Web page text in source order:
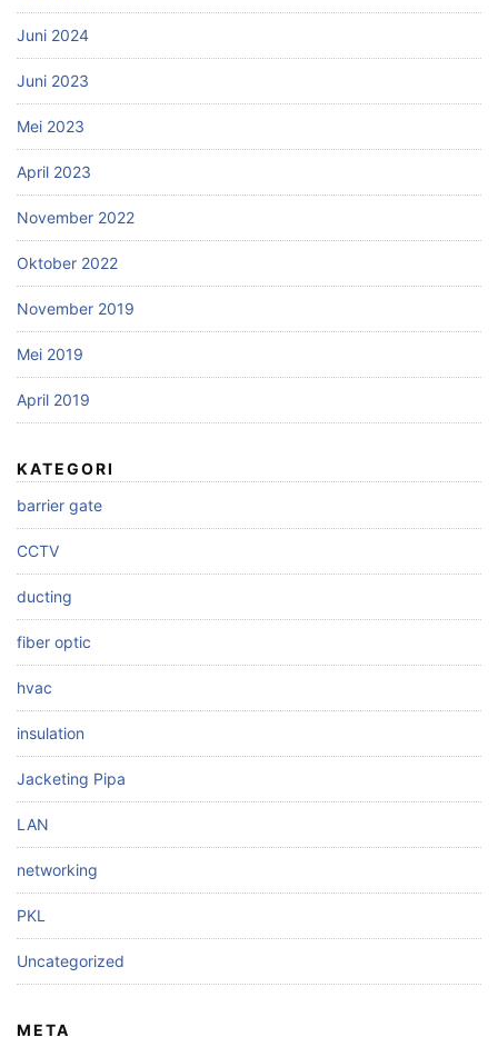
Juni 2024
Juni 2023
Mei 2023
April 2023
November 2022
Oktober 2022
November 2019
Mei 2019
April 2019
KATEGORI
barrier gate
CCTV
ducting
fiber optic
hvac
insulation
Jacketing Pipa
LAN
networking
PKL
Uncategorized
META